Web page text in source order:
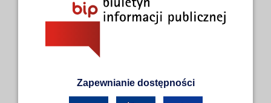
Zapewnianie dostępności